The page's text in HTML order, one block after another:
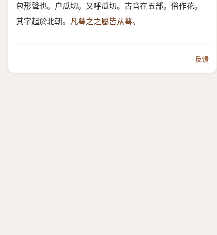
包形聲也。户瓜切。又呼瓜切。古音在五部。俗作花。
其字起於北朝。 凡䔢之之屬皆从䔢。
反馈